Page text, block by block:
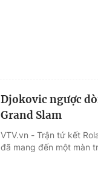
Djokovic ngược
Grand Slam
VTV.vn - Trận tứ kết
đã mang đến một màn